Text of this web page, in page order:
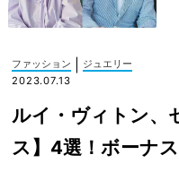
ファッション
ジュエリー
2023.07.13
ルイ・ヴィトン、
ス】4選！ボーナ